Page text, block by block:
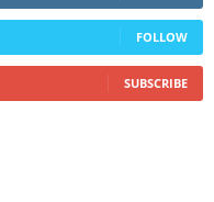
FOLLOW
SUBSCRIBE